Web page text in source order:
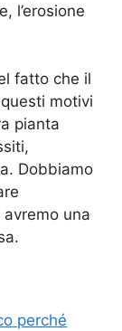
l’erosione
fatto che il
motivi
pianta
Dobbiamo
avremo una
perché